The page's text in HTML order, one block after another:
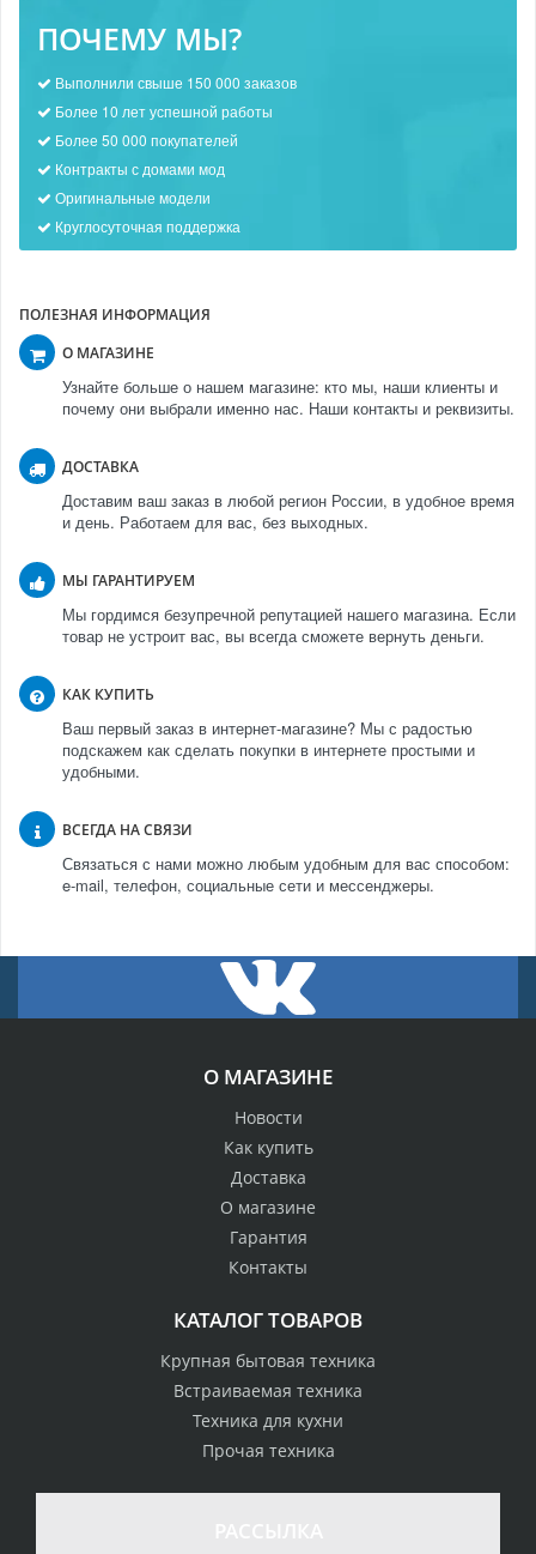
ПОЧЕМУ МЫ?
Выполнили свыше 150 000 заказов
Более 10 лет успешной работы
Более 50 000 покупателей
Контракты с домами мод
Оригинальные модели
Круглосуточная поддержка
ПОЛЕЗНАЯ ИНФОРМАЦИЯ
О МАГАЗИНЕ
Узнайте больше о нашем магазине: кто мы, наши клиенты и
почему они выбрали именно нас. Наши контакты и реквизиты.
ДОСТАВКА
Доставим ваш заказ в любой регион России, в удобное время
и день. Работаем для вас, без выходных.
МЫ ГАРАНТИРУЕМ
Мы гордимся безупречной репутацией нашего магазина. Если
товар не устроит вас, вы всегда сможете вернуть деньги.
КАК КУПИТЬ
Ваш первый заказ в интернет-магазине? Мы с радостью
подскажем как сделать покупки в интернете простыми и
удобными.
ВСЕГДА НА СВЯЗИ
Связаться с нами можно любым удобным для вас способом:
e-mail, телефон, социальные сети и мессенджеры.
О МАГАЗИНЕ
Новости
Как купить
Доставка
О магазине
Гарантия
Контакты
КАТАЛОГ ТОВАРОВ
Крупная бытовая техника
Встраиваемая техника
Техника для кухни
Прочая техника